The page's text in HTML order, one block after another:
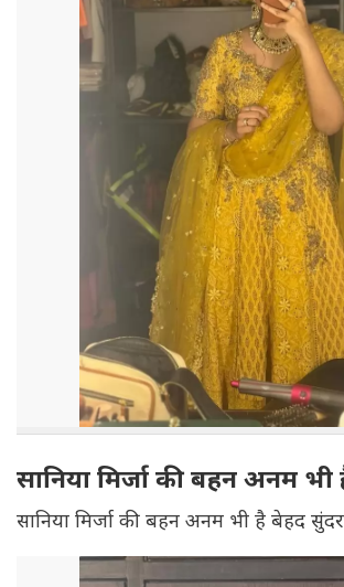
सानिया मिर्जा की बहन अनम
सानिया मिर्जा की बहन अनम भी है बेहद सुंदर